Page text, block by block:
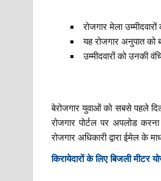
रोजगार मेला
यह रोजगार अनुपात को
उम्मीदवारों को उनकी
बेरोजगार युवाओं को सबसे पहले
रोजगार पोर्टल पर अपलोड
रोजगार अधिकारी द्वारा ईमेल के
किरायेदारों के लिए बिजली